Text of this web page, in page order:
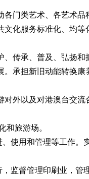
门类艺术、各艺术品
化服务标准化、均等
传承、普及、弘扬和
。承担新旧动能转换康
对外以及对港澳台交流
和旅游场。
使用和管理等工作。
监督管理印刷业，管